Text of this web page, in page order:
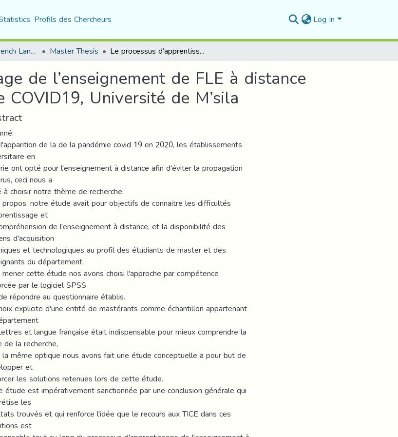
Profils des Chercheurs Log In
Department of French Language and Literature Master Thesis Le processus d’apprentissage de l’enseignement de FLE à distance sous l’effet de la pandémie COVID19, Université de M’sila
de l’enseignement de FLE à distance
Université de M’sila
de la de la pandémie covid 19 en 2020, les établissements
en
ont opté pour l'enseignement à distance afin d'éviter la propagation
ceci nous a
à choisir notre thème de recherche.
notre étude avait pour objectifs de connaitre les difficultés
et
de l'enseignement à distance, et la disponibilité des
d'acquisition
et technologiques au profil des étudiants de master et des
du département.
cette étude nos avons choisi l'approche par compétence
par le logiciel SPSS
répondre au questionnaire établis.
explicite d'une entité de mastérants comme échantillon appartenant
et langue française était indispensable pour mieux comprendre la
de la recherche,
même optique nous avons fait une étude conceptuelle a pour but de
et
les solutions retenues lors de cette étude.
étude est impérativement sanctionnée par une conclusion générale qui
les
trouvés et qui renforce l'idée que le recours aux TICE dans ces
est